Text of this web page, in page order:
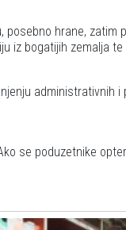
hrane, zatim
iz bogatijih zemalja
administrativnih i
se poduzetnike